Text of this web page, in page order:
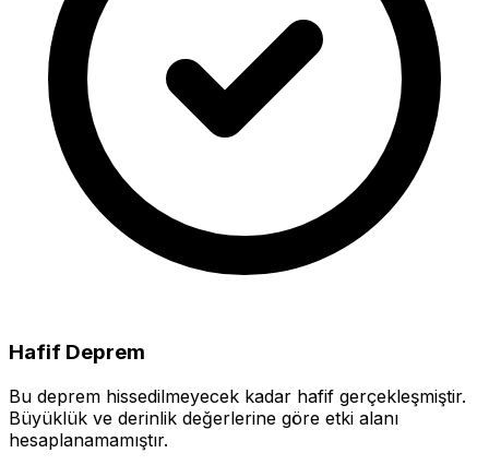
Hafif Deprem
Bu deprem hissedilmeyecek kadar hafif gerçekleşmiştir.
Büyüklük ve derinlik değerlerine göre etki alanı
hesaplanamamıştır.